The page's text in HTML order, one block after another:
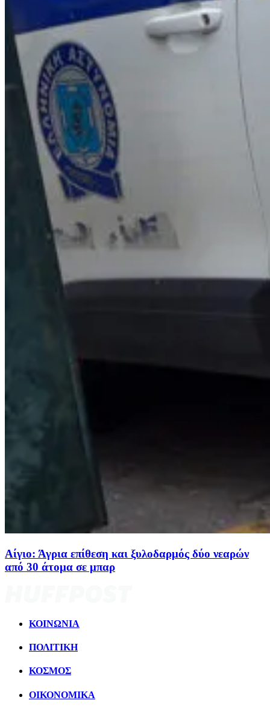
Αίγιο: Άγρια επίθεση και ξυλοδαρμός δύο νεαρών
από 30 άτομα σε μπαρ
ΚΟΙΝΩΝΙΑ
ΠΟΛΙΤΙΚΗ
ΚΟΣΜΟΣ
ΟΙΚΟΝΟΜΙΚΑ